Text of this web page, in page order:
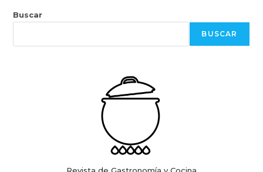
Buscar
BUSCAR
Revista de Gastronomía y Cocina